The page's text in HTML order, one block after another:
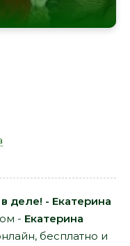
деле! - Екатерина
- Екатерина
бесплатно и